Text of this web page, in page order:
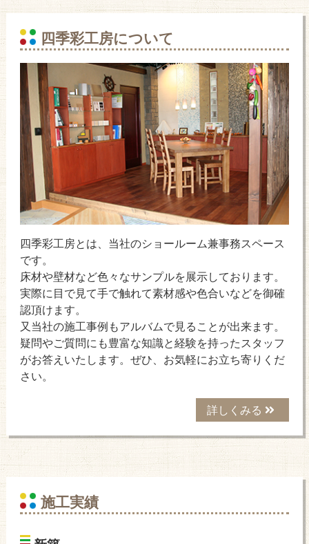
四季彩工房について
四季彩工房とは、当社のショールーム兼事務スペース
です。
床材や壁材など色々なサンプルを展示しております。
実際に目で見て手で触れて素材感や色合いなどを御確
認頂けます。
又当社の施工事例もアルバムで見ることが出来ます。
疑問やご質問にも豊富な知識と経験を持ったスタッフ
がお答えいたします。ぜひ、お気軽にお立ち寄りくだ
さい。
詳しくみる
施工実績